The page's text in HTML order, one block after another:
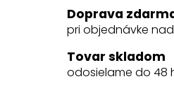
l
á
a
c
Doprava
pri objednávke nad
Tovar skladom
odosielame do 48